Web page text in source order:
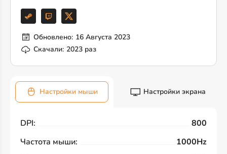
Обновлено: 16 Августа 2023
Скачали: 2023 раз
Настройки мыши Настройки экрана
DPI:
800
Частота мыши:
1000Hz